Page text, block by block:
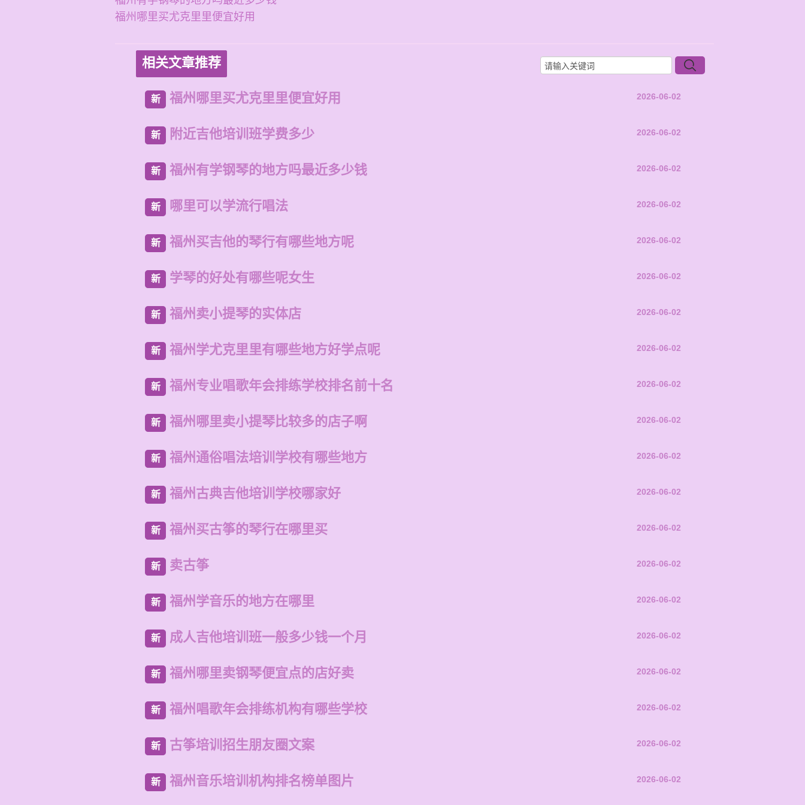
福州哪里买尤克里里便宜好用
相关文章推荐
新 福州哪里买尤克里里便宜好用 2026-06-02
新 附近吉他培训班学费多少 2026-06-02
新 福州有学钢琴的地方吗最近多少钱 2026-06-02
新 哪里可以学流行唱法 2026-06-02
新 福州买吉他的琴行有哪些地方呢 2026-06-02
新 学琴的好处有哪些呢女生 2026-06-02
新 福州卖小提琴的实体店 2026-06-02
新 福州学尤克里里有哪些地方好学点呢 2026-06-02
新 福州专业唱歌年会排练学校排名前十名 2026-06-02
新 福州哪里卖小提琴比较多的店子啊 2026-06-02
新 福州通俗唱法培训学校有哪些地方 2026-06-02
新 福州古典吉他培训学校哪家好 2026-06-02
新 福州买古筝的琴行在哪里买 2026-06-02
新 卖古筝 2026-06-02
新 福州学音乐的地方在哪里 2026-06-02
新 成人吉他培训班一般多少钱一个月 2026-06-02
新 福州哪里卖钢琴便宜点的店好卖 2026-06-02
新 福州唱歌年会排练机构有哪些学校 2026-06-02
新 古筝培训招生朋友圈文案 2026-06-02
新 福州音乐培训机构排名榜单图片 2026-06-02